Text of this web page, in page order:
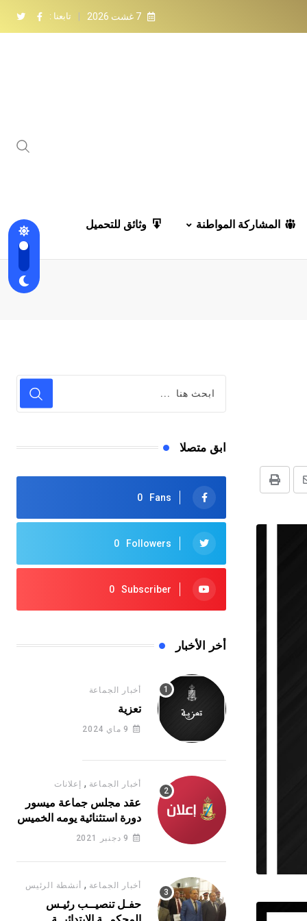
7 غشت 2026 تابعنا :
المشاركة المواطنة وثائق للتحميل
طباعة
ابق متصلا
0 Fans
0 Followers
0 Subscriber
أخر الأخبار
أخبار الجماعة
تعزية
9 ماي 2024
أخبار الجماعة , إعلانات
عقد مجلس جماعة ميسور
دورة استثنائية يومه الخميس
16 يونيو 2022 9 دجنبر 2021
أخبار الجماعة , أنشطة الرئيس
حفـل تنصيــب رئيـس